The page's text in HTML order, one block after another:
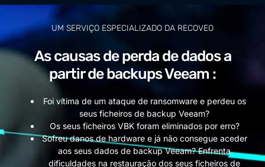
UM SERVIÇO ESPECIALIZADO DA RECOVEO
As causas de perda de dados a
partir de backups Veeam :
Foi vítima de um ataque de ransomware e perdeu os
seus ficheiros de backup Veeam?
Os seus ficheiros VBK foram eliminados por erro?
Sofreu danos de hardware e já não consegue aceder
aos seus dados de backup Veeam? Enfrenta
dificuldades na restauração dos seus ficheiros de